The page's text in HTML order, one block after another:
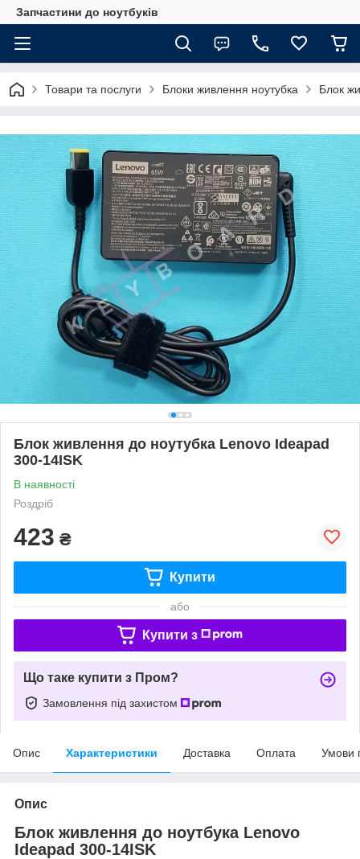
Запчастини до ноутбуків
Товари та послуги Блоки живлення ноутубка Блок
Блок живлення до ноутубка Lenovo Ideapad
300-14ISK
В наявності
Роздріб
423 ₴
Купити
або
Купити з
Що таке купити з Пром?
Замовлення під захистом
Опис Характеристики Доставка Оплата Умови
Опис
Блок живлення до ноутбука Lenovo
Ideapad 300-14ISK